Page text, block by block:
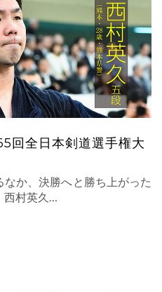
回全日本剣道選手権大
か、決勝へと勝ち上がった
村英久…